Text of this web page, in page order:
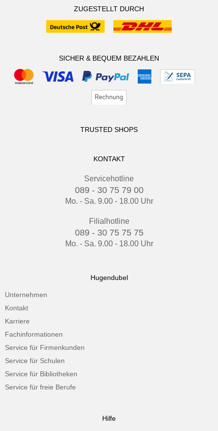
ZUGESTELLT DURCH
SICHER & BEQUEM BEZAHLEN
TRUSTED SHOPS
KONTAKT
Servicehotline
089 - 30 75 79 00
Mo. - Sa. 9.00 - 18.00 Uhr
Filialhotline
089 - 30 75 75 75
Mo. - Sa. 9.00 - 18.00 Uhr
Hugendubel
Unternehmen
Kontakt
Karriere
Fachinformationen
Service für Firmenkunden
Service für Schulen
Service für Bibliotheken
Service für freie Berufe
Hilfe